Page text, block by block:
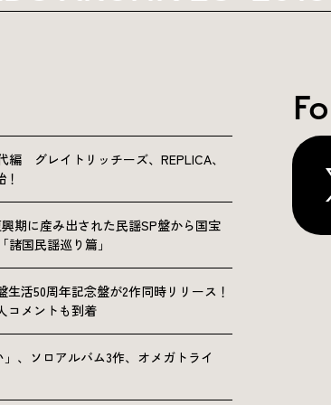
編 グレイトリッチーズ、REPLICA、
期に産み出された民謡SP盤から国宝
国民謡巡り篇」
活50周年記念盤が2作同時リリース！
コメントも到着
、ソロアルバム3作、オメガトライ